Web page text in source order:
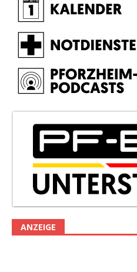
ANZEIGE